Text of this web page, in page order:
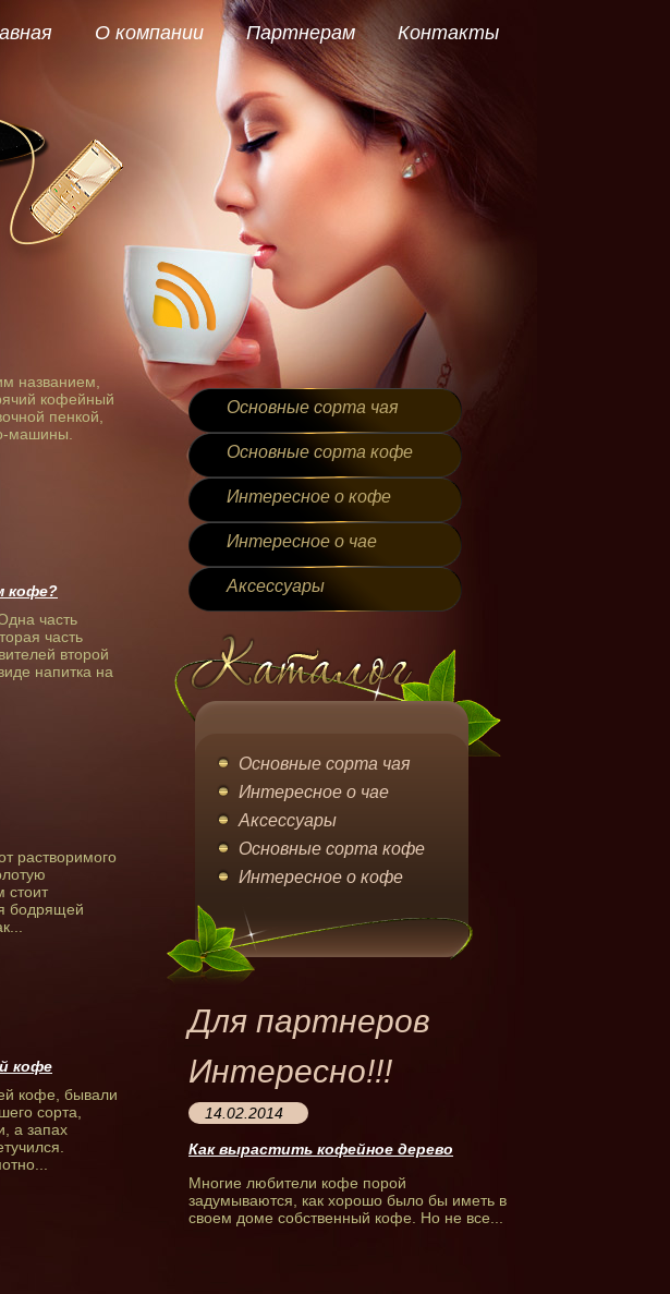
О компании Партнерам Контакты
названием,
кофейный
пенкой,
машины.
кофе?
часть
часть
второй
напитка на
растворимого
стоит
бодрящей
кофе
кофе, бывали
сорта,
а запах
Основные сорта чая
Основные сорта кофе
Интересное о кофе
Интересное о чае
Аксессуары
Основные сорта чая
Интересное о чае
Аксессуары
Основные сорта кофе
Интересное о кофе
Для партнеров
Интересно!!!
14.02.2014
Как вырастить кофейное дерево
Многие любители кофе порой
задумываются, как хорошо было бы иметь в
своем доме собственный кофе. Но не все...